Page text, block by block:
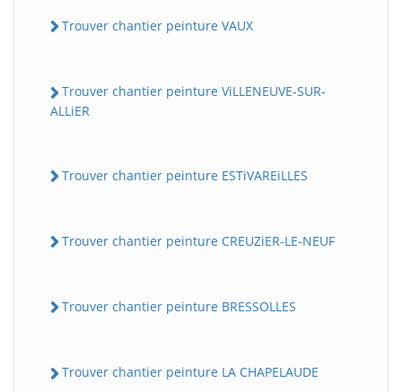
Trouver chantier peinture VAUX
Trouver chantier peinture ViLLENEUVE-SUR-
ALLiER
Trouver chantier peinture ESTiVAREiLLES
Trouver chantier peinture CREUZiER-LE-NEUF
Trouver chantier peinture BRESSOLLES
Trouver chantier peinture LA CHAPELAUDE